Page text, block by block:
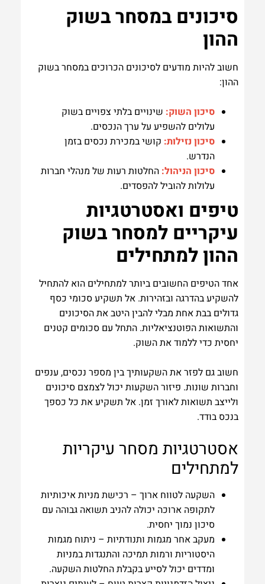
סיכונים במסחר בשוק
ההון
חשוב להיות מודעים לסיכונים הכרוכים במסחר בשוק
ההון:
סיכון השוק: שינויים בלתי צפויים בשוק
עלולים להשפיע על ערך הנכסים.
סיכון נזילות: קושי במכירת נכסים בזמן
הנדרש.
סיכון הניהול: החלטות רעות של מנהלי חברות
עלולות להוביל להפסדים.
טיפים ואסטרטגיות
עיקריים למסחר בשוק
ההון למתחילים
אחד הטיפים החשובים ביותר למתחילים הוא להתחיל
להשקיע בהדרגה ובזהירות. אל תשקיע סכומי כסף
גדולים בבת אחת מבלי להבין היטב את הסיכונים
והתשואות הפוטנציאליות. התחל עם סכומים קטנים
יחסית כדי ללמוד את השוק.
חשוב גם לפזר את השקעותיך בין מספר נכסים, ענפים
וחברות שונות. פיזור השקעות יכול לצמצם סיכונים
ולייצב תשואות לאורך זמן. אל תשקיע את כל כספך
בנכס בודד.
אסטרטגיות מסחר עיקריות
למתחילים
השקעה לטווח ארוך – רכישת מניות איכותיות
לתקופה ארוכה יכולה להניב תשואה גבוהה עם
סיכון נמוך יחסית.
מעקב אחר מגמות ותנודתיות – ניתוח מגמות
היסטוריות ורמות תמיכה והתנגדות במניות
ומדדים יכול לסייע בקבלת החלטות השקעה.